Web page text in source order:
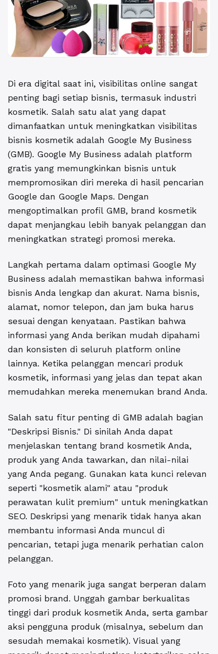
Di era digital saat ini, visibilitas online sangat
penting bagi setiap bisnis, termasuk industri
kosmetik. Salah satu alat yang dapat
dimanfaatkan untuk meningkatkan visibilitas
bisnis kosmetik adalah Google My Business
(GMB). Google My Business adalah platform
gratis yang memungkinkan bisnis untuk
mempromosikan diri mereka di hasil pencarian
Google dan Google Maps. Dengan
mengoptimalkan profil GMB, brand kosmetik
dapat menjangkau lebih banyak pelanggan dan
meningkatkan strategi promosi mereka.
Langkah pertama dalam optimasi Google My
Business adalah memastikan bahwa informasi
bisnis Anda lengkap dan akurat. Nama bisnis,
alamat, nomor telepon, dan jam buka harus
sesuai dengan kenyataan. Pastikan bahwa
informasi yang Anda berikan mudah dipahami
dan konsisten di seluruh platform online
lainnya. Ketika pelanggan mencari produk
kosmetik, informasi yang jelas dan tepat akan
memudahkan mereka menemukan brand Anda.
Salah satu fitur penting di GMB adalah bagian
"Deskripsi Bisnis." Di sinilah Anda dapat
menjelaskan tentang brand kosmetik Anda,
produk yang Anda tawarkan, dan nilai-nilai
yang Anda pegang. Gunakan kata kunci relevan
seperti "kosmetik alami" atau "produk
perawatan kulit premium" untuk meningkatkan
SEO. Deskripsi yang menarik tidak hanya akan
membantu informasi Anda muncul di
pencarian, tetapi juga menarik perhatian calon
pelanggan.
Foto yang menarik juga sangat berperan dalam
promosi brand. Unggah gambar berkualitas
tinggi dari produk kosmetik Anda, serta gambar
aksi pengguna produk (misalnya, sebelum dan
sesudah memakai kosmetik). Visual yang